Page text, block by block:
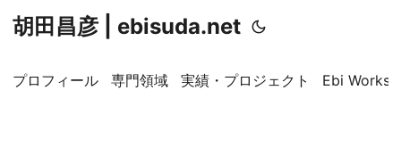
胡田昌彦 | ebisuda.net
プロフィール 専門領域 実績・プロジェクト Ebi